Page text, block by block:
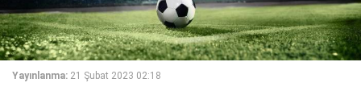
Yayınlanma: 21 Şubat 2023 02:18